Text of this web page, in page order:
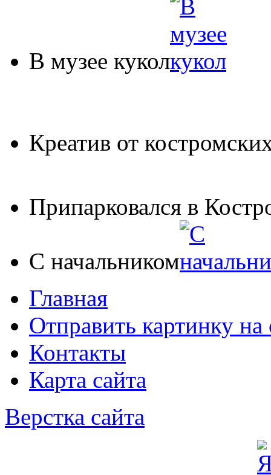
В музее кукол
Креатив от
Припарковался в
С начальником
Главная
Отправить картинку на
Контакты
Карта сайта
Верстка сайта